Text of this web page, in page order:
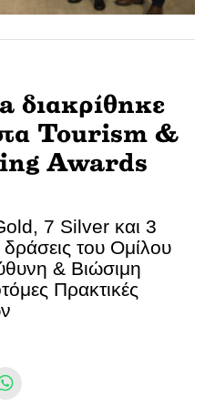
διακρίθηκε
Tourism &
Awards
7 Silver και 3
του Ομίλου
& Βιώσιμη
Πρακτικές